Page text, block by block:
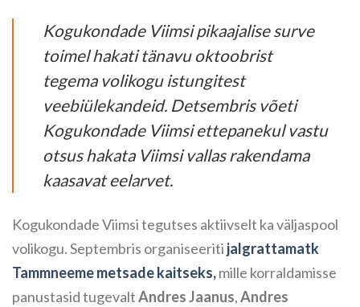
Kogukondade Viimsi pikaajalise surve
toimel hakati tänavu oktoobrist
tegema volikogu istungitest
veebiülekandeid. Detsembris võeti
Kogukondade Viimsi ettepanekul vastu
otsus hakata Viimsi vallas rakendama
kaasavat eelarvet.
Kogukondade Viimsi tegutses aktiivselt ka väljaspool
volikogu. Septembris organiseeriti jalgrattamatk
Tammneeme metsade kaitseks,mille korraldamisse
panustasid tugevaltAndres Jaanus,Andres